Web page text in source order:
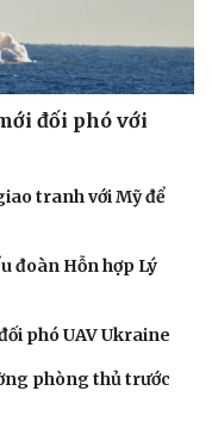
đối phó với
tranh với Mỹ để
đoàn Hỗn hợp Lý
phó UAV Ukraine
phòng thủ trước